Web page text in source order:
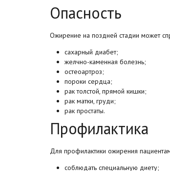
Опасность
Ожирение на поздней стадии может
сахарный диабет;
желчно-каменная болезнь;
остеоартроз;
пороки сердца;
рак толстой, прямой кишки;
рак матки, груди;
рак простаты.
Профилактика
Для профилактики ожирения
соблюдать специальную диету;